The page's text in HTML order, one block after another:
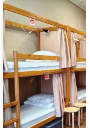
Хостелы
Рус
Самара